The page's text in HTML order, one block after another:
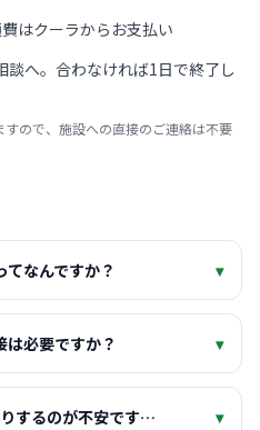
はクーラからお支払い
へ。合わなければ1日で終了し
ので、施設への直接のご連絡は不要
てなんですか？ ▾
は必要ですか？ ▾
するのが不安です… ▾